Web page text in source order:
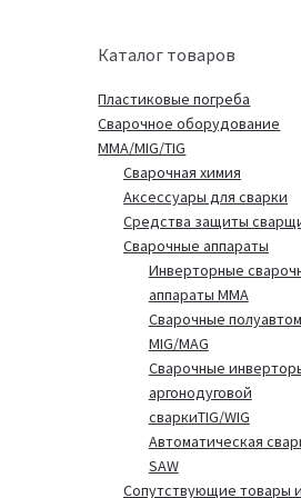
Каталог товаров
Пластиковые погреба
Сварочное оборудование
MMA/MIG/TIG
Сварочная химия
Аксессуары для сварки
Средства защиты
Сварочные аппараты
Инверторные
аппараты MMA
Сварочные
MIG/MAG
Сварочные
аргонодуговой
сваркиTIG/WIG
Автоматическая
SAW
Сопутствующие товары и